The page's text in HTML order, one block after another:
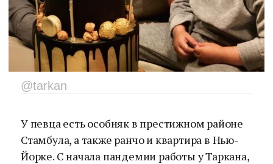
@tarkan
У певца есть особняк в престижном районе
Стамбула, а также ранчо и квартира в Нью-
Йорке. С начала пандемии работы у Таркана,